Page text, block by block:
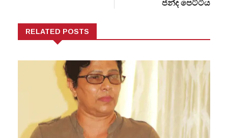
ජන්ද පෙට්ටිය
RELATED POSTS